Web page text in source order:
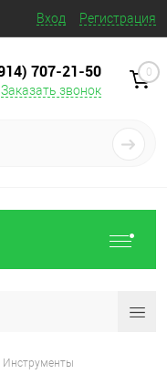
Вход Регистрация
707‒21‒50
Заказать звонок
0
Инструменты